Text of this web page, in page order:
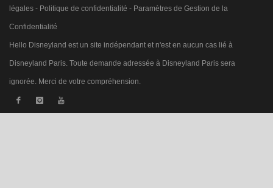
légales - Politique de confidentialité - Paramètres de Gestion de la
Confidentialité
Hello Disneyland est un site indépendant et n'est en aucun cas lié à
Disneyland Paris. Toute demande adressée à Disneyland Paris sera
ignorée. Merci de votre compréhension.